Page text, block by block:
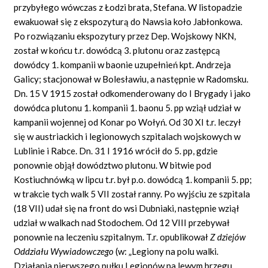
przybyłego wówczas z Łodzi brata, Stefana. W listopadzie
ewakuował się z ekspozyturą do Nawsia koło Jabłonkowa.
Po rozwiązaniu ekspozytury przez Dep. Wojskowy NKN,
został w końcu t.r. dowódcą 3. plutonu oraz zastępcą
dowódcy 1. kompanii w baonie uzupełnień kpt. Andrzeja
Galicy; stacjonował w Bolesławiu, a następnie w Radomsku.
Dn. 15 V 1915 został odkomenderowany do I Brygady i jako
dowódca plutonu 1. kompanii 1. baonu 5. pp wziął udział w
kampanii wojennej od Konar po Wołyń. Od 30 XI t.r. leczył
się w austriackich i legionowych szpitalach wojskowych w
Lublinie i Rabce. Dn. 31 I 1916 wrócił do 5. pp, gdzie
ponownie objął dowództwo plutonu. W bitwie pod
Kostiuchnówką w lipcu t.r. był p.o. dowódcą 1. kompanii 5. pp;
w trakcie tych walk 5 VII został ranny. Po wyjściu ze szpitala
(18 VII) udał się na front do wsi Dubniaki, następnie wziął
udział w walkach nad Stodochem. Od 12 VIII przebywał
ponownie na leczeniu szpitalnym. T.r. opublikowałZ dziejów
Oddziału Wywiadowczego(w: „Legiony na polu walki.
Działania pierwszego pułku Legionów na lewym brzegu